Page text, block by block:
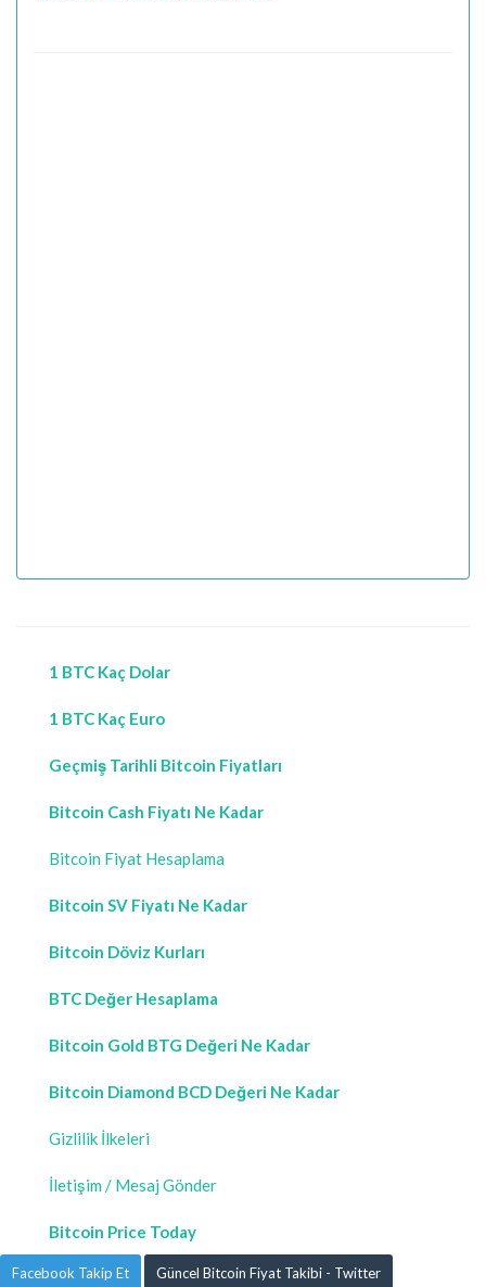
1 BTC Kaç Dolar
1 BTC Kaç Euro
Geçmiş Tarihli Bitcoin Fiyatları
Bitcoin Cash Fiyatı Ne Kadar
Bitcoin Fiyat Hesaplama
Bitcoin SV Fiyatı Ne Kadar
Bitcoin Döviz Kurları
BTC Değer Hesaplama
Bitcoin Gold BTG Değeri Ne Kadar
Bitcoin Diamond BCD Değeri Ne Kadar
Gizlilik İlkeleri
İletişim / Mesaj Gönder
Bitcoin Price Today
Facebook Takip Et Güncel Bitcoin Fiyat Takibi - Twitter